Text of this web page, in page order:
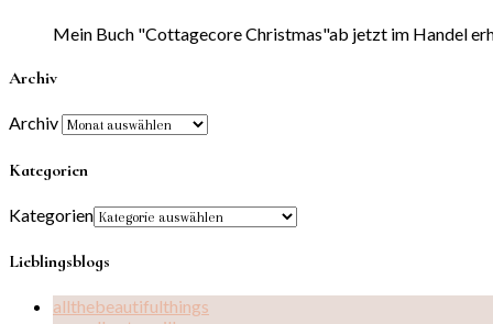
Mein Buch "Cottagecore Christmas"ab jetzt im Handel
Archiv
Archiv
Kategorien
Kategorien
Lieblingsblogs
allthebeautifulthings